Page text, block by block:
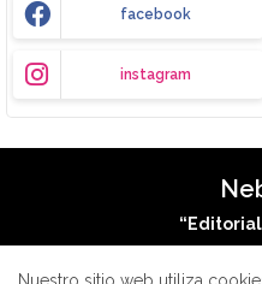
facebook
instagram